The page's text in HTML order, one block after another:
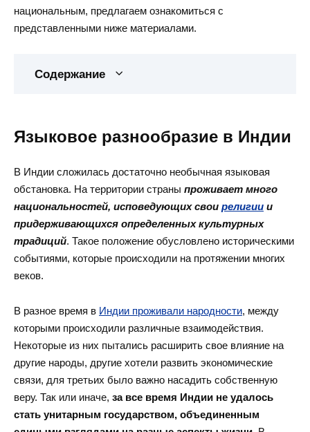
национальным, предлагаем ознакомиться с
представленными ниже материалами.
Содержание
Языковое разнообразие в Индии
В Индии сложилась достаточно необычная языковая
обстановка. На территории страны проживает много
национальностей, исповедующих свои религии и
придерживающихся определенных культурных
традиций. Такое положение обусловлено историческими
событиями, которые происходили на протяжении многих
веков.
В разное время в Индии проживали народности, между
которыми происходили различные взаимодействия.
Некоторые из них пытались расширить свое влияние на
другие народы, другие хотели развить экономические
связи, для третьих было важно насадить собственную
веру. Так или иначе, за все время Индии не удалось
стать унитарным государством, объединенным